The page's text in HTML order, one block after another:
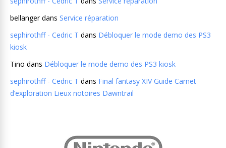
bellangerdans Service réparation
sephirothff - Cedric T dans Débloquer le mode demo des PS3
kiosk
Tino dans Débloquer le mode demo des PS3 kiosk
sephirothff - Cedric T dans Final fantasy XIV Guide Carnet
d’exploration Lieux notoires Dawntrail